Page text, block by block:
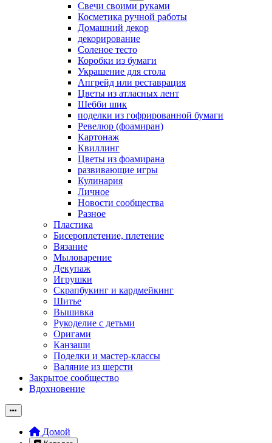
Свечи своими руками
Косметика ручной работы
Домашний декор
декорирование
Соленое тесто
Коробки из бумаги
Украшение для стола
Апгрейд или реставрация
Цветы из атласных лент
Шебби шик
поделки из гофрированной бумаги
Ревелюр (фоамиран)
Картонаж
Квиллинг
Цветы из фоамирана
развивающие игры
Кулинария
Личное
Новости сообщества
Разное
Пластика
Бисероплетение, плетение
Вязание
Мыловарение
Декупаж
Игрушки
Скрапбукинг и кардмейкинг
Шитье
Вышивка
Рукоделие с детьми
Оригами
Канзаши
Поделки и мастер-классы
Валяние из шерсти
Закрытое сообщество
Вдохновение
Домой